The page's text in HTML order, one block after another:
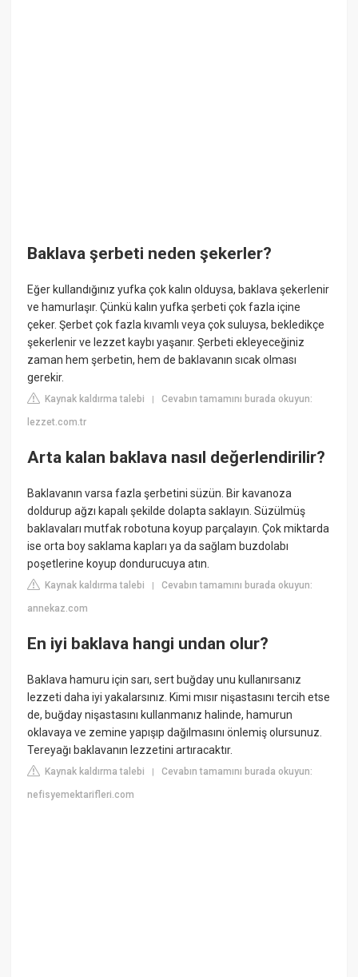
Baklava şerbeti neden şekerler?
Eğer kullandığınız yufka çok kalın olduysa, baklava şekerlenir
ve hamurlaşır. Çünkü kalın yufka şerbeti çok fazla içine
çeker. Şerbet çok fazla kıvamlı veya çok suluysa, bekledikçe
şekerlenir ve lezzet kaybı yaşanır. Şerbeti ekleyeceğiniz
zaman hem şerbetin, hem de baklavanın sıcak olması
gerekir.
Kaynak kaldırma talebi |Cevabın tamamını burada okuyun:
lezzet.com.tr
Arta kalan baklava nasıl değerlendirilir?
Baklavanın varsa fazla şerbetini süzün. Bir kavanoza
doldurup ağzı kapalı şekilde dolapta saklayın. Süzülmüş
baklavaları mutfak robotuna koyup parçalayın. Çok miktarda
ise orta boy saklama kapları ya da sağlam buzdolabı
poşetlerine koyup dondurucuya atın.
Kaynak kaldırma talebi |Cevabın tamamını burada okuyun:
annekaz.com
En iyi baklava hangi undan olur?
Baklava hamuru için sarı, sert buğday unu kullanırsanız
lezzeti daha iyi yakalarsınız. Kimi mısır nişastasını tercih etse
de, buğday nişastasını kullanmanız halinde, hamurun
oklavaya ve zemine yapışıp dağılmasını önlemiş olursunuz.
Tereyağı baklavanın lezzetini artıracaktır.
Kaynak kaldırma talebi |Cevabın tamamını burada okuyun:
nefisyemektarifleri.com